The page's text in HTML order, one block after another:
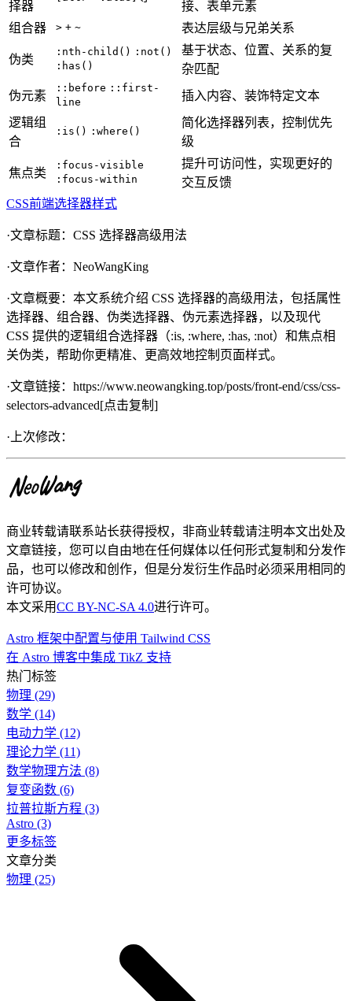
择器
接、表单元素
组合器
> + ~ 表达层级与兄弟关系
伪类
:nth-child()
:not()
:has()
基于状态、位置、关系的复
杂匹配
伪元素
::before ::first-
line
插入内容、装饰特定文本
逻辑组
合
:is() :where()
简化选择器列表，控制优先
级
焦点类
:focus-visible
:focus-within
提升可访问性，实现更好的
交互反馈
CSS前端选择器样式
·文章标题： CSS 选择器高级用法
·文章作者： NeoWangKing
·文章概要： 本文系统介绍 CSS 选择器的高级用法，包括属性
选择器、组合器、伪类选择器、伪元素选择器，以及现代
CSS 提供的逻辑组合选择器（:is, :where, :has, :not）和焦点相
关伪类，帮助你更精准、更高效地控制页面样式。
·文章链接： https://www.neowangking.top/posts/front-end/css/css-
selectors-advanced[点击复制]
·上次修改：
商业转载请联系站长获得授权，非商业转载请注明本文出处及
文章链接，您可以自由地在任何媒体以任何形式复制和分发作
品，也可以修改和创作，但是分发衍生作品时必须采用相同的
许可协议。
本文采用CC BY-NC-SA 4.0进行许可。
Astro 框架中配置与使用 Tailwind CSS
在 Astro 博客中集成 TikZ 支持
热门标签
物理 (29)
数学 (14)
电动力学 (12)
理论力学 (11)
数学物理方法 (8)
复变函数 (6)
拉普拉斯方程 (3)
Astro (3)
更多标签
文章分类
物理 (25)